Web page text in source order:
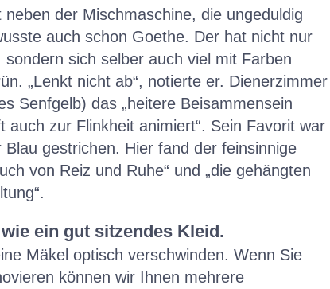
der Mischmaschine, die ungeduldig
auch schon Goethe. Der hat nicht nur
sich selber auch viel mit Farben
„Lenkt nicht ab“, notierte er. Dienerzimmer
Senfgelb) das „heitere Beisammensein
auch zur Flinkheit animiert“. Sein Favorit war
gestrichen. Hier fand der feinsinnige
von Reiz und Ruhe“ und „die gehängten
ein gut sitzendes Kleid.
Mäkel optisch verschwinden. Wenn Sie
können wir Ihnen mehrere